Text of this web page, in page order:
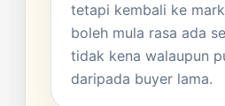
tetapi kembali ke
boleh mula rasa ada
tidak kena walaupun
daripada buyer lama.